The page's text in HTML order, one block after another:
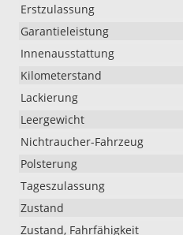
Erstzulassung
Garantieleistung
Innenausstattung
Kilometerstand
Lackierung
Leergewicht
Nichtraucher-Fahrzeug
Polsterung
Tageszulassung
Zustand
Zustand, Fahrfähigkeit